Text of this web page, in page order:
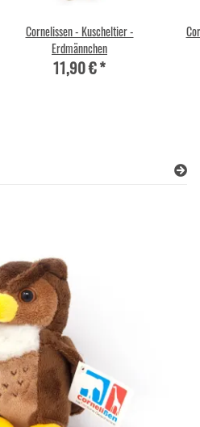
Cornelissen - Kuscheltier -
Erdmännchen
11,90 €*